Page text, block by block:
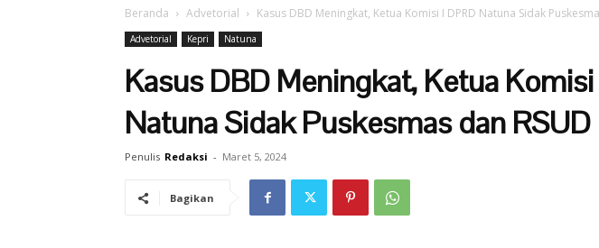
Beranda Advetorial Kasus DBD Meningkat, Ketua Komisi I DPRD Natuna Sidak
Advetorial Kepri Natuna
Kasus DBD Meningkat, Ketua Komisi
Natuna Sidak Puskesmas dan RSUD
Penulis Redaksi - Maret 5, 2024
Bagikan